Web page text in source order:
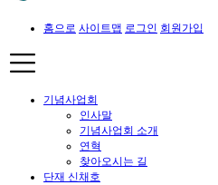
홈으로 사이트맵 로그인 회원가입
기념사업회
인사말
기념사업회 소개
연혁
찾아오시는 길
단재 신채호